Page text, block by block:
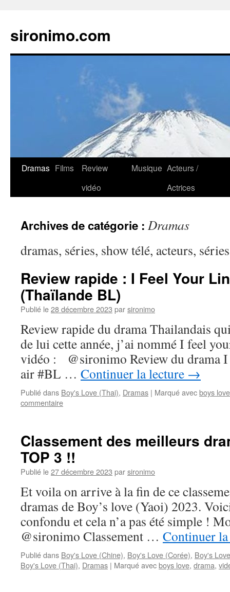
sironimo.com
Aller
Dramas Films
Review
vidéo
Musique Acteurs /
Actrices
Archives de catégorie : Dramas
dramas, séries, show télé, acteurs,
Review rapide : I Feel Your
(Thaïlande BL)
Publié le28 décembre 2023 parsironimo
Review rapide du drama Thailandais
de lui cette année, j’ai nommé I feel
vidéo : @sironimo Review du drama
air #BL … Continuer la lecture →
Publié dans Boy's Love (Thai), Dramas | Marqué avecboys love
commentaire
Classement des meilleurs
TOP 3 !!
Publié le27 décembre 2023 parsironimo
Et voila on arrive à la fin de ce
dramas de Boy’s love (Yaoi) 2023.
confondu et cela n’a pas été simple !
@sironimo Classement … Continuer
Publié dans Boy's Love (Chine), Boy's Love (Corée), Boy's
Boy's Love (Thai), Dramas | Marqué avecboys love, drama,